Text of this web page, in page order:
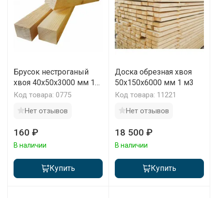
Брусок нестроганый
хвоя 40x50x3000 мм 1
шт
Код товара: 0775
Нет отзывов
160 ₽
В наличии
Купить
Доска обрезная хвоя
50х150х6000 мм 1 м3
Код товара: 11221
Нет отзывов
18 500 ₽
В наличии
Купить